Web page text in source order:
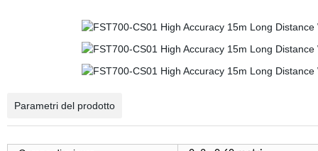
Parametri del prodotto